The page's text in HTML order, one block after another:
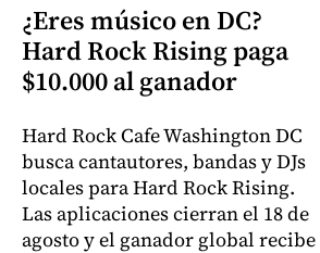
¿Eres músico en DC?
Hard Rock Rising paga
$10.000 al ganador
Hard Rock Cafe Washington DC
busca cantautores, bandas y DJs
locales para Hard Rock Rising.
Las aplicaciones cierran el 18 de
agosto y el ganador global recibe